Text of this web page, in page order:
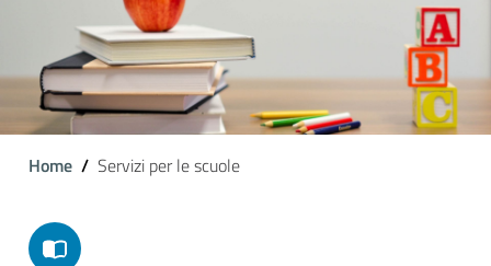
Home Servizi per le scuole